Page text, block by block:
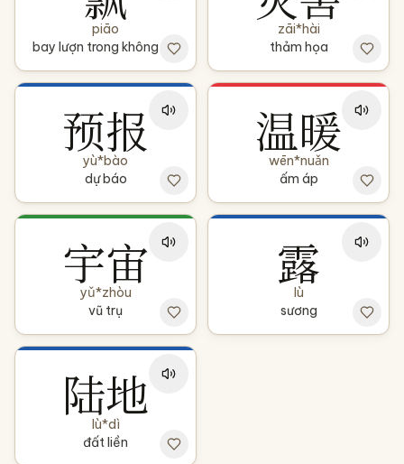
piāo
bay lượn trong không khí
zāi*hài
thảm họa
预报
yù*bào
dự báo
温暖
wēn*nuǎn
ấm áp
宇宙
yǔ*zhòu
vũ trụ
露
lù
sương
陆地
lù*dì
đất liền